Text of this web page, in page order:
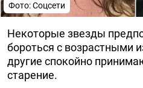
Фото: Соцсети
Некоторые звезды
бороться с возрастными
другие спокойно
старение.